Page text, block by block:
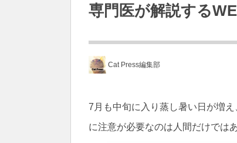
専門医が解説する
Cat Press編集部
7月も中旬に入り蒸し暑い日が増
に注意が必要なのは人間だけでは